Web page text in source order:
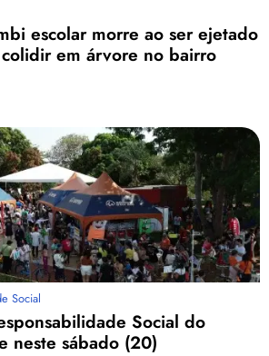
escolar morre ao ser ejetado
em árvore no bairro
Social
Social do
neste sábado (20)